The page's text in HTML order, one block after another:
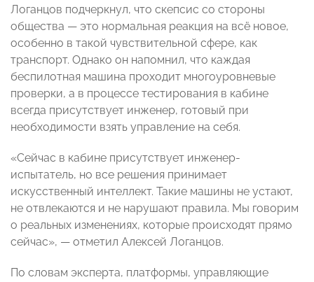
Логанцов подчеркнул, что скепсис со стороны
общества — это нормальная реакция на всё новое,
особенно в такой чувствительной сфере, как
транспорт. Однако он напомнил, что каждая
беспилотная машина проходит многоуровневые
проверки, а в процессе тестирования в кабине
всегда присутствует инженер, готовый при
необходимости взять управление на себя.
«Сейчас в кабине присутствует инженер-
испытатель, но все решения принимает
искусственный интеллект. Такие машины не устают,
не отвлекаются и не нарушают правила. Мы говорим
о реальных изменениях, которые происходят прямо
сейчас», — отметил Алексей Логанцов.
По словам эксперта, платформы, управляющие